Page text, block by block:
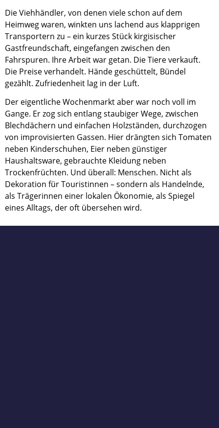
Die Viehhändler, von denen viele schon auf dem
Heimweg waren, winkten uns lachend aus klapprigen
Transportern zu – ein kurzes Stück kirgisischer
Gastfreundschaft, eingefangen zwischen den
Fahrspuren. Ihre Arbeit war getan. Die Tiere verkauft.
Die Preise verhandelt. Hände geschüttelt, Bündel
gezählt. Zufriedenheit lag in der Luft.
Der eigentliche Wochenmarkt aber war noch voll im
Gange. Er zog sich entlang staubiger Wege, zwischen
Blechdächern und einfachen Holzständen, durchzogen
von improvisierten Gassen. Hier drängten sich Tomaten
neben Kinderschuhen, Eier neben günstiger
Haushaltsware, gebrauchte Kleidung neben
Trockenfrüchten. Und überall: Menschen. Nicht als
Dekoration für Touristinnen – sondern als Handelnde,
als Trägerinnen einer lokalen Ökonomie, als Spiegel
eines Alltags, der oft übersehen wird.